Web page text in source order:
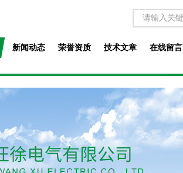
新闻动态 荣誉资质 技术文章 在线留言